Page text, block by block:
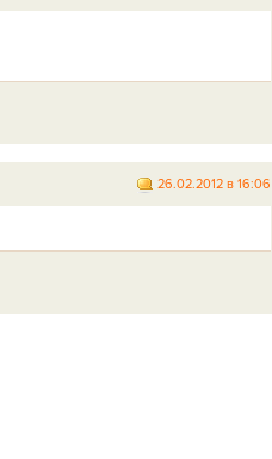
26.02.2012 в 16:06